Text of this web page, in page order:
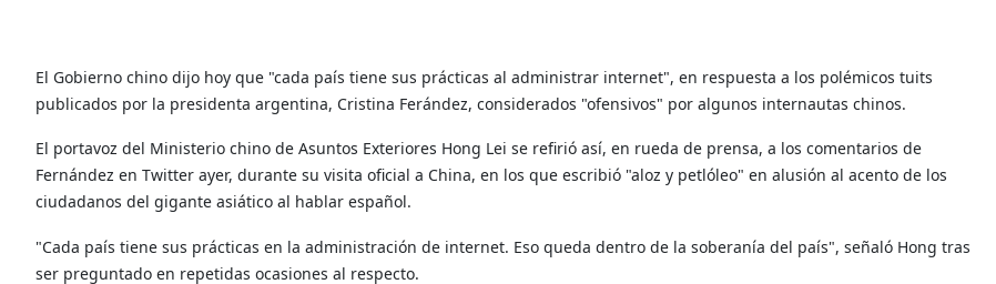
El Gobierno chino dijo hoy que "cada país tiene sus prácticas al administrar internet", en respuesta a los polémicos tuits
publicados por la presidenta argentina, Cristina Ferández, considerados "ofensivos" por algunos internautas chinos.
El portavoz del Ministerio chino de Asuntos Exteriores Hong Lei se refirió así, en rueda de prensa, a los comentarios de
Fernández en Twitter ayer, durante su visita oficial a China, en los que escribió "aloz y petlóleo" en alusión al acento de los
ciudadanos del gigante asiático al hablar español.
"Cada país tiene sus prácticas en la administración de internet. Eso queda dentro de la soberanía del país", señaló Hong tras
ser preguntado en repetidas ocasiones al respecto.